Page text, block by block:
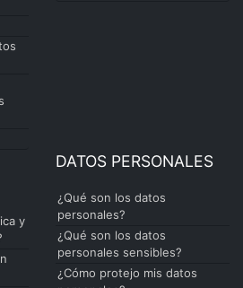
y
DATOS PERSONALES
¿Qué son los datos
personales?
¿Qué son los datos
personales sensibles?
¿Cómo protejo mis datos